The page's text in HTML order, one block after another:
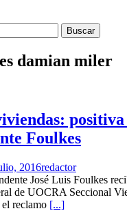
damian miler
Foulkes
2016redactor
José Luis Foulkes
de UOCRA Seccional
el reclamo [...]